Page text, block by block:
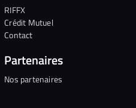
RIFFX
Crédit Mutuel
Contact
Partenaires
Nos partenaires